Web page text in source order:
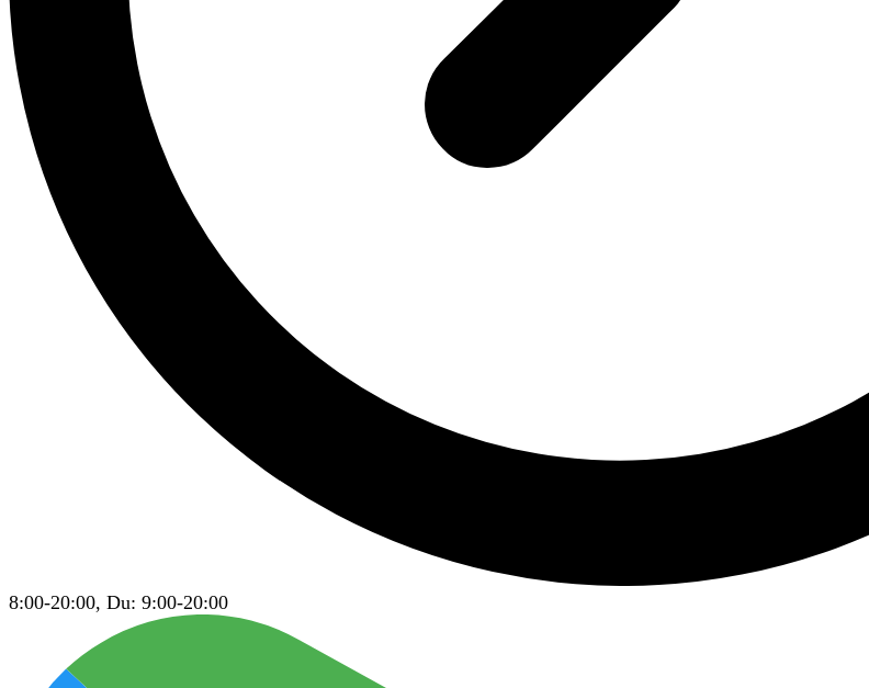
8:00-20:00, Du: 9:00-20:00